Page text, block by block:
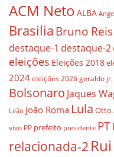
ACM Neto ALBA
BrasiliaBruno Reis
destaque-1 destaque-2
eleições Eleições 2018
2024 eleições 2026 geraldo jr.
Bolsonaro Jaques
Leão João Roma Lula Otto
vivo PP prefeito presidente PT
relacionada-2